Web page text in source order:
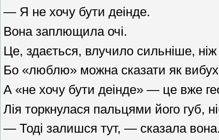
— Я не хочу бути деінде.
Вона заплющила очі.
Це, здається, влучило сильніше,
Бо «люблю» можна сказати як
А «не хочу бути деінде» — це вже
Лія торкнулася пальцями його губ,
— Тоді залишся тут, — сказала